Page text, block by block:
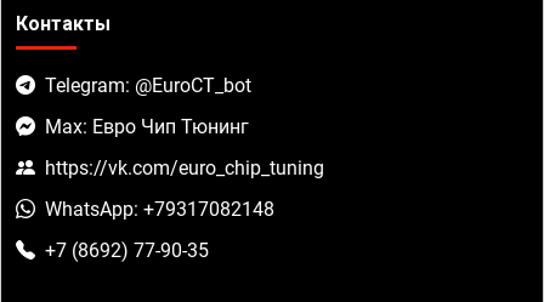
Контакты
Telegram: @EuroCT_bot
Max: Евро Чип Тюнинг
https://vk.com/euro_chip_tuning
WhatsApp: +79317082148
+7 (8692) 77-90-35